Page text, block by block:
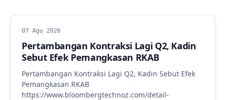
BERITA
07 Agu 2026
Pertambangan Kontraksi Lagi Q2, Kadin
Sebut Efek Pemangkasan RKAB
Pertambangan Kontraksi Lagi Q2, Kadin Sebut Efek
Pemangkasan RKAB
https://www.bloombergtechnoz.com/detail-